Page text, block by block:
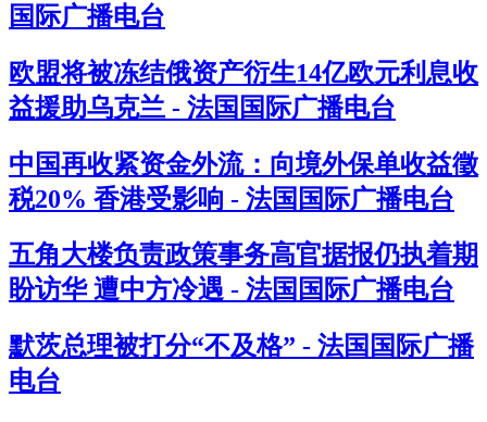
国际广播电台
欧盟将被冻结俄资产衍生14亿欧元利息收
益援助乌克兰 - 法国国际广播电台
中国再收紧资金外流：向境外保单收益徵
税20% 香港受影响 - 法国国际广播电台
五角大楼负责政策事务高官据报仍执着期
盼访华 遭中方冷遇 - 法国国际广播电台
默茨总理被打分“不及格” - 法国国际广播
电台